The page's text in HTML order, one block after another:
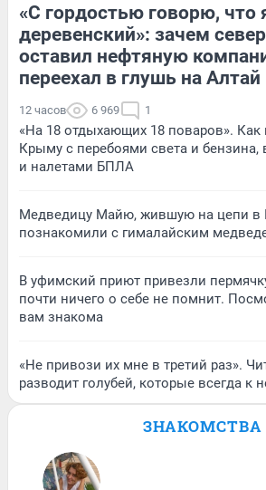
«С гордостью говорю, что
деревенский»: зачем
оставил нефтяную
переехал в глушь на Алтай
12 часов 6 969 1
«На 18 отдыхающих 18 поваров». Как
Крыму с перебоями света и бензина,
и налетами БПЛА
Медведицу Майю, жившую на цепи в
познакомили с гималайским
В уфимский приют привезли
почти ничего о себе не помнит.
вам знакома
«Не привози их мне в третий раз».
разводит голубей, которые всегда к
ЗНАКОМСТВА